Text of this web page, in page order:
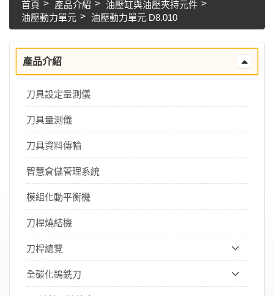
首頁 產品介紹
油壓缸與油壓夾持元件
油壓動力單元
油壓動力單元 D8.010
產品介紹
刀具設定量測儀
刀具量測儀
刀具資料傳輸
智慧倉儲管理系統
模組化動平衡機
刀桿燒結機
刀桿總覽
全碳化鎢銑刀